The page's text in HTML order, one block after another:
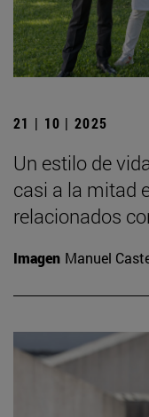
21 | 10 | 2025
Un estilo de
casi a la mitad
relacionados
Imagen Manuel